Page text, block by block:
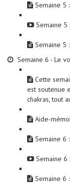
Semaine 5
Semaine 5
Semaine 5
Semaine 6 - Le
Cette
est soutenue
chakras, tout
Aide-
Semaine 6
Semaine 6
Semaine 6